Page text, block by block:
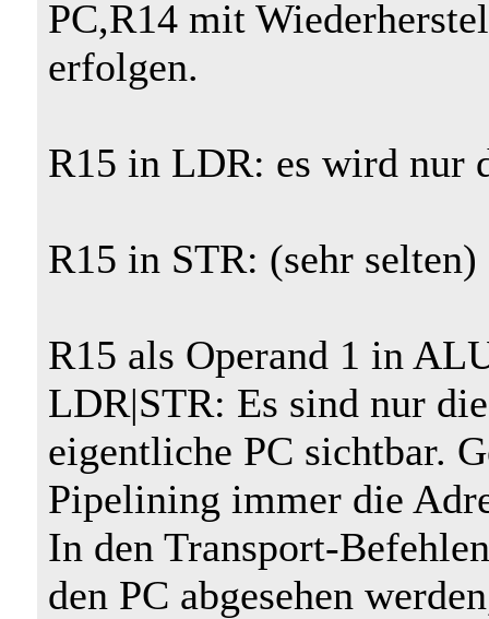
PC,R14 mit
erfolgen.
R15 in LDR: es wird nur
R15 in STR: (sehr
R15 als Operand 1 in
LDR|STR: Es sind nur
eigentliche PC sichtbar.
Pipelining immer die
In den Transport-
den PC abgesehen